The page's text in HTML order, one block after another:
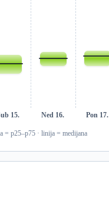
15. Ned 16. Pon 17.
= p25–p75 · linija = medijana